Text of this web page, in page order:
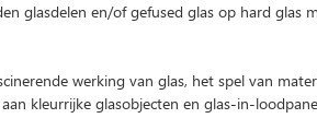
glasdelen en/of gefused glas op hard glas
werking van glas, het spel van
kleurrijke glasobjecten en glas-in-